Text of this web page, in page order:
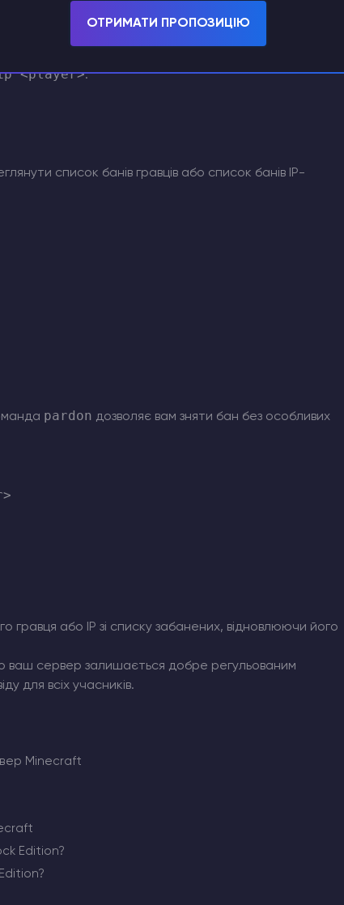
<player>.
список банів гравців або список банів IP-
pardon дозволяє вам зняти бан без особливих
гравця або IP зі списку забанених, відновлюючи його
ваш сервер залишається добре регульованим
для всіх учасників.
Minecraft
Edition?
ОТРИМАТИ ПРОПОЗИЦІЮ